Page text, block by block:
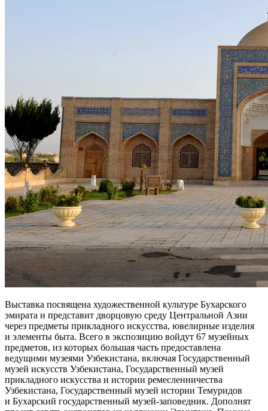
Выставка посвящена художественной культуре Бухарского
эмирата и представит дворцовую среду Центральной Азии
через предметы прикладного искусства, ювелирные изделия
и элементы быта. Всего в экспозицию войдут 67 музейных
предметов, из которых большая часть предоставлена
ведущими музеями Узбекистана, включая Государственный
музей искусств Узбекистана, Государственный музей
прикладного искусства и истории ремесленничества
Узбекистана, Государственный музей истории Темуридов
и Бухарский государственный музей-заповедник. Дополнят